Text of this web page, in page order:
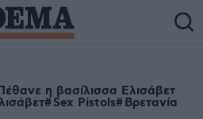
η βασίλισσα Ελισάβετ
Sex Pistols Βρετανία